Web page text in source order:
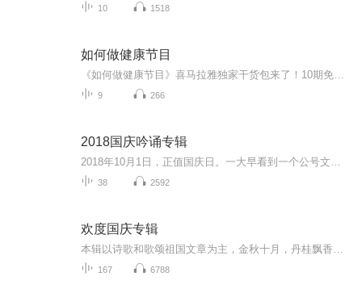
10 1518
如何做健康节目
9 266
2018国庆吟诵专辑
38 2592
欢度国庆专辑
167 6788